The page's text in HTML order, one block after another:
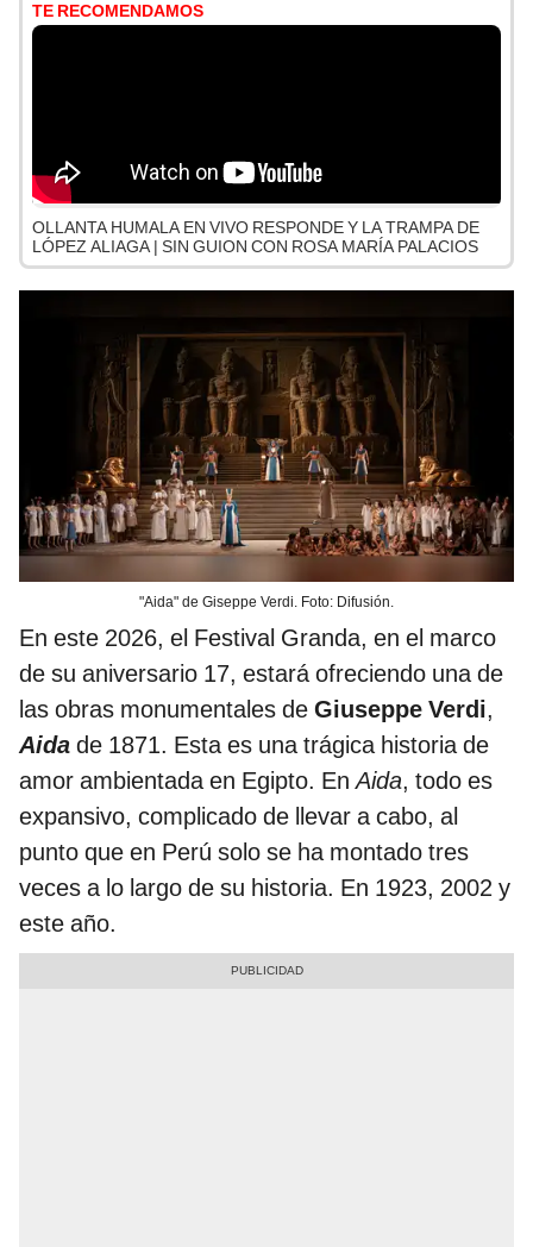
TE RECOMENDAMOS
OLLANTA HUMALA EN VIVO RESPONDE Y LA TRAMPA DE
LÓPEZ ALIAGA | SIN GUION CON ROSA MARÍA PALACIOS
"Aida" de Giseppe Verdi. Foto: Difusión.
En este 2026, el Festival Granda, en el marco
de su aniversario 17, estará ofreciendo una de
las obras monumentales de Giuseppe Verdi,
Aida de 1871. Esta es una trágica historia de
amor ambientada en Egipto. EnAida, todo es
expansivo, complicado de llevar a cabo, al
punto que en Perú solo se ha montado tres
veces a lo largo de su historia. En 1923, 2002 y
este año.